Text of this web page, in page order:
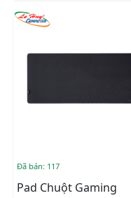
Đã bán: 117
Pad Chuột Gaming